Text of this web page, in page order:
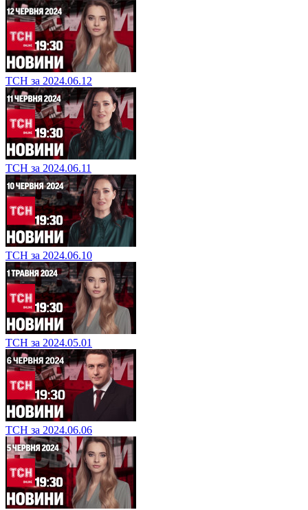
ТСН за 2024.06.12
ТСН за 2024.06.11
ТСН за 2024.06.10
ТСН за 2024.05.01
ТСН за 2024.06.06